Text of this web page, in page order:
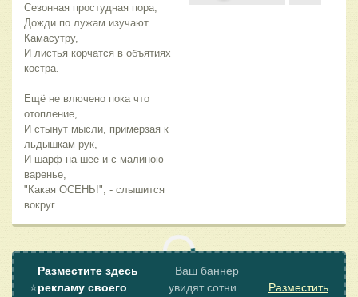
Сезонная простудная пора,
Дожди по лужам изучают
Камасутру,
И листья корчатся в объятиях
костра.
Ещё не влючено пока что
отопление,
И стынут мысли, примерзая к
льдышкам рук,
И шарф на шее и с малиною
варенье,
"Какая ОСЕНЬ!", - слышится
вокруг
⭐
Разместите здесь
рекламу своего
Ваш баннер
увидят сотни
Разместить